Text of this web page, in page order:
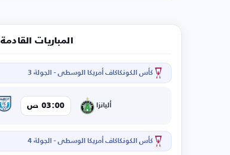
المباريات القادمة
كأس الكونكاكاف أمريكا الوسطى - الجولة 3
أليانزا 03:00 ص
كأس الكونكاكاف أمريكا الوسطى - الجولة 4